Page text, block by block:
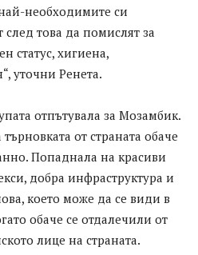
необходимите си
след това да помислят за
статус, хигиена,
уточни Ренета.
отпътувала за Мозамбик.
от страната обаче
Попаднала на красиви
добра инфраструктура и
което може да се види в
обаче се отдалечили от
лице на страната.